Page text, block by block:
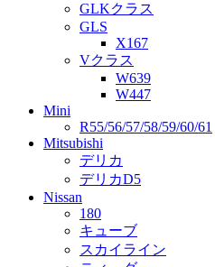
GLKクラス
GLS
X167
Vクラス
W639
W447
Mini
R55/56/57/58/59/60/61
Mitsubishi
デリカ
デリカD5
Nissan
180
キューブ
スカイライン